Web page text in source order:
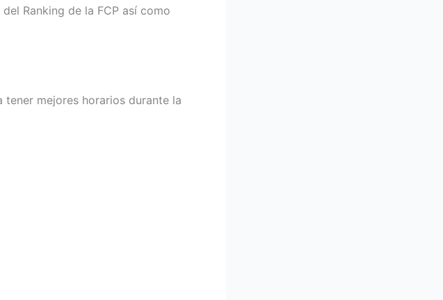
Ranking de la FCP así como
mejores horarios durante la